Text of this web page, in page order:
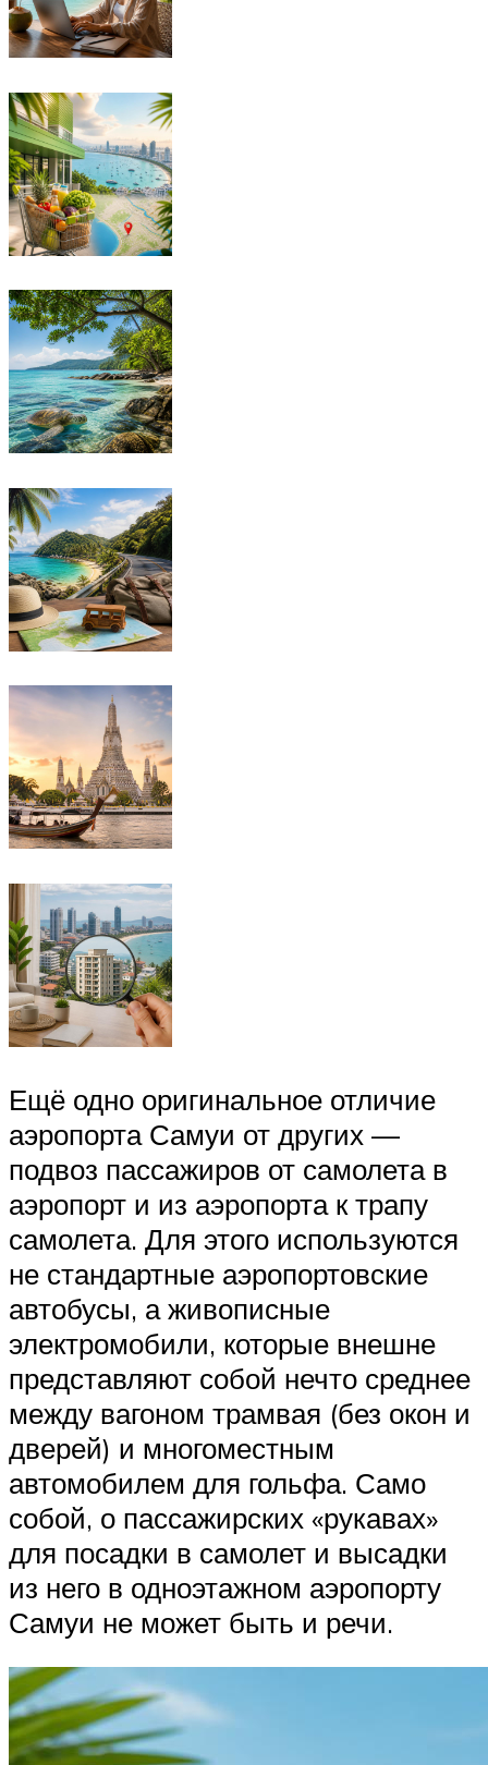
Ещё одно оригинальное отличие
аэропорта Самуи от других —
подвоз пассажиров от самолета в
аэропорт и из аэропорта к трапу
самолета. Для этого используются
не стандартные аэропортовские
автобусы, а живописные
электромобили, которые внешне
представляют собой нечто среднее
между вагоном трамвая (без окон и
дверей) и многоместным
автомобилем для гольфа. Само
собой, о пассажирских «рукавах»
для посадки в самолет и высадки
из него в одноэтажном аэропорту
Самуи не может быть и речи.